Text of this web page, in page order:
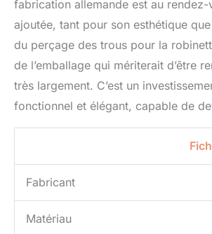
fabrication allemande est au
ajoutée, tant pour son esthétique
du perçage des trous pour la
de l’emballage qui mériterait d’être
très largement. C’est un
fonctionnel et élégant, capable de
Fabricant
Matériau